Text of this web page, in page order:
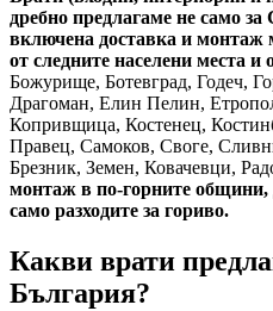
дребно предлагаме не само
включена доставка и монтаж
от следните населени места и
Божурище, Ботевград, Годеч,
Драгоман, Елин Пелин,
Копривщица, Костенец,
Правец, Самоков, Своге,
Брезник, Земен, Ковачевци,
монтаж в по-горните общини,
само разходите за гориво.
Какви врати
България?